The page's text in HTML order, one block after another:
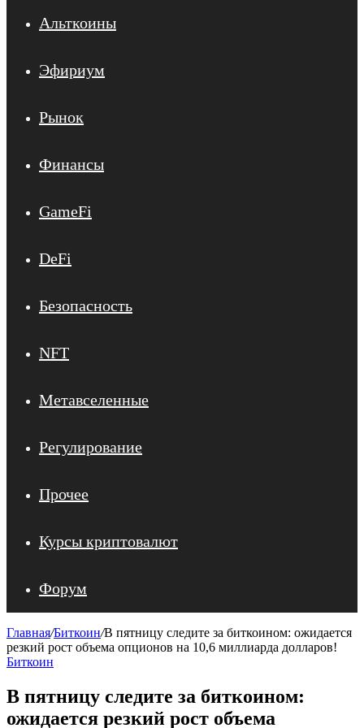
Альткоины
Эфириум
Рынок
Финансы
GameFi
DeFi
Безопасность
NFT
Метавселенные
Регулирование
Прочее
Курсы криптовалют
Форум
Главная/Биткоин/В пятницу следите за биткоином: ожидается
резкий рост объема опционов на 10,6 миллиарда долларов!
Биткоин
В пятницу следите за биткоином:
ожидается резкий рост объема